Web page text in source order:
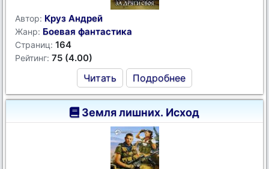
Автор: Круз Андрей
Жанр: Боевая фантастика
Страниц: 164
Рейтинг: 75 (4.00)
Читать Подробнее
Земля лишних. Исход